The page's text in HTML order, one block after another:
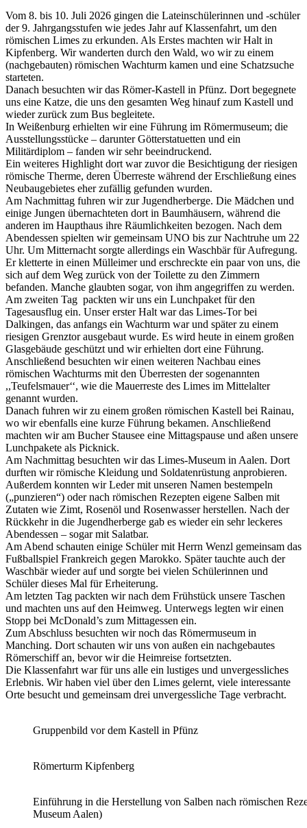
Vom 8. bis 10. Juli 2026 gingen die Lateinschülerinnen und -schüler
der 9. Jahrgangsstufen wie jedes Jahr auf Klassenfahrt, um den
römischen Limes zu erkunden. Als Erstes machten wir Halt in
Kipfenberg. Wir wanderten durch den Wald, wo wir zu einem
(nachgebauten) römischen Wachturm kamen und eine Schatzsuche
starteten.
Danach besuchten wir das Römer-Kastell in Pfünz. Dort begegnete
uns eine Katze, die uns den gesamten Weg hinauf zum Kastell und
wieder zurück zum Bus begleitete.
In Weißenburg erhielten wir eine Führung im Römermuseum; die
Ausstellungsstücke – darunter Götterstatuetten und ein
Militärdiplom – fanden wir sehr beeindruckend.
Ein weiteres Highlight dort war zuvor die Besichtigung der riesigen
römische Therme, deren Überreste während der Erschließung eines
Neubaugebietes eher zufällig gefunden wurden.
Am Nachmittag fuhren wir zur Jugendherberge. Die Mädchen und
einige Jungen übernachteten dort in Baumhäusern, während die
anderen im Haupthaus ihre Räumlichkeiten bezogen. Nach dem
Abendessen spielten wir gemeinsam UNO bis zur Nachtruhe um 22
Uhr. Um Mitternacht sorgte allerdings ein Waschbär für Aufregung.
Er kletterte in einen Mülleimer und erschreckte ein paar von uns, die
sich auf dem Weg zurück von der Toilette zu den Zimmern
befanden. Manche glaubten sogar, von ihm angegriffen zu werden.
Am zweiten Tag packten wir uns ein Lunchpaket für den
Tagesausflug ein. Unser erster Halt war das Limes-Tor bei
Dalkingen, das anfangs ein Wachturm war und später zu einem
riesigen Grenztor ausgebaut wurde. Es wird heute in einem großen
Glasgebäude geschützt und wir erhielten dort eine Führung.
Anschließend besuchten wir einen weiteren Nachbau eines
römischen Wachturms mit den Überresten der sogenannten
,,Teufelsmauer‘‘, wie die Mauerreste des Limes im Mittelalter
genannt wurden.
Danach fuhren wir zu einem großen römischen Kastell bei Rainau,
wo wir ebenfalls eine kurze Führung bekamen. Anschließend
machten wir am Bucher Stausee eine Mittagspause und aßen unsere
Lunchpakete als Picknick.
Am Nachmittag besuchten wir das Limes-Museum in Aalen. Dort
durften wir römische Kleidung und Soldatenrüstung anprobieren.
Außerdem konnten wir Leder mit unseren Namen bestempeln
(„punzieren“) oder nach römischen Rezepten eigene Salben mit
Zutaten wie Zimt, Rosenöl und Rosenwasser herstellen. Nach der
Rückkehr in die Jugendherberge gab es wieder ein sehr leckeres
Abendessen – sogar mit Salatbar.
Am Abend schauten einige Schüler mit Herrn Wenzl gemeinsam das
Fußballspiel Frankreich gegen Marokko. Später tauchte auch der
Waschbär wieder auf und sorgte bei vielen Schülerinnen und
Schüler dieses Mal für Erheiterung.
Am letzten Tag packten wir nach dem Frühstück unsere Taschen
und machten uns auf den Heimweg. Unterwegs legten wir einen
Stopp bei McDonald’s zum Mittagessen ein.
Zum Abschluss besuchten wir noch das Römermuseum in
Manching. Dort schauten wir uns von außen ein nachgebautes
Römerschiff an, bevor wir die Heimreise fortsetzten.
Die Klassenfahrt war für uns alle ein lustiges und unvergessliches
Erlebnis. Wir haben viel über den Limes gelernt, viele interessante
Orte besucht und gemeinsam drei unvergessliche Tage verbracht.
Gruppenbild vor dem Kastell in Pfünz
Römerturm Kipfenberg
Einführung in die Herstellung von Salben nach römischen
Museum Aalen)